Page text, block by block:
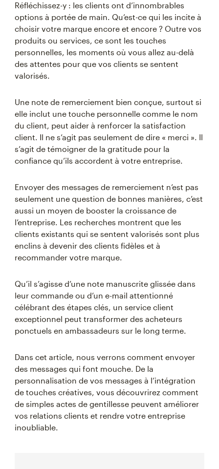
Réfléchissez-y : les clients ont d’innombrables
options à portée de main. Qu’est-ce qui les incite à
choisir votre marque encore et encore ? Outre vos
produits ou services, ce sont les touches
personnelles, les moments où vous allez au-delà
des attentes pour que vos clients se sentent
valorisés.
Une note de remerciement bien conçue, surtout si
elle inclut une touche personnelle comme le nom
du client, peut aider à renforcer la satisfaction
client. Il ne s’agit pas seulement de dire « merci ». Il
s’agit de témoigner de la gratitude pour la
confiance qu’ils accordent à votre entreprise.
Envoyer des messages de remerciement n’est pas
seulement une question de bonnes manières, c’est
aussi un moyen de booster la croissance de
l’entreprise. Les recherches montrent que les
clients existants qui se sentent valorisés sont plus
enclins à devenir des clients fidèles et à
recommander votre marque.
Qu’il s’agisse d’une note manuscrite glissée dans
leur commande ou d’un e-mail attentionné
célébrant des étapes clés, un service client
exceptionnel peut transformer des acheteurs
ponctuels en ambassadeurs sur le long terme.
Dans cet article, nous verrons comment envoyer
des messages qui font mouche. De la
personnalisation de vos messages à l’intégration
de touches créatives, vous découvrirez comment
de simples actes de gentillesse peuvent améliorer
vos relations clients et rendre votre entreprise
inoubliable.